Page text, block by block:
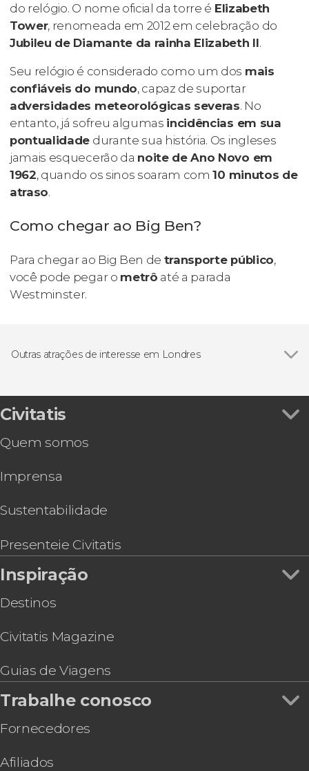
do relógio. O nome oficial da torre é Elizabeth
Tower, renomeada em 2012 em celebração do
Jubileu de Diamante da rainha Elizabeth II.
Seu relógio é considerado como um dos mais
confiáveis do mundo, capaz de suportar
adversidades meteorológicas severas. No
entanto, já sofreu algumas incidências em sua
pontualidade durante sua história. Os ingleses
jamais esquecerão da noite de Ano Novo em
1962, quando os sinos soaram com10 minutos de
atraso.
Como chegar ao Big Ben?
Para chegar ao Big Ben de transporte público,
você pode pegar o metrô até a parada
Westminster.
Outras atrações de interesse em Londres
Civitatis
Quem somos
Imprensa
Sustentabilidade
Presenteie Civitatis
Inspiração
Destinos
Civitatis Magazine
Guias de Viagens
Trabalhe conosco
Fornecedores
Afiliados